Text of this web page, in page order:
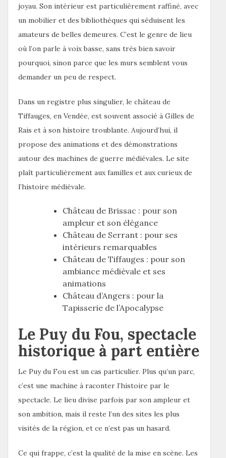
joyau. Son intérieur est particulièrement raffiné, avec
un mobilier et des bibliothèques qui séduisent les
amateurs de belles demeures. C’est le genre de lieu
où l’on parle à voix basse, sans très bien savoir
pourquoi, sinon parce que les murs semblent vous
demander un peu de respect.
Dans un registre plus singulier, le château de
Tiffauges, en Vendée, est souvent associé à Gilles de
Rais et à son histoire troublante. Aujourd’hui, il
propose des animations et des démonstrations
autour des machines de guerre médiévales. Le site
plaît particulièrement aux familles et aux curieux de
l’histoire médiévale.
Château de Brissac : pour son
ampleur et son élégance
Château de Serrant : pour ses
intérieurs remarquables
Château de Tiffauges : pour son
ambiance médiévale et ses
animations
Château d’Angers : pour la
Tapisserie de l’Apocalypse
Le Puy du Fou, spectacle
historique à part entière
Le Puy du Fou est un cas particulier. Plus qu’un parc,
c’est une machine à raconter l’histoire par le
spectacle. Le lieu divise parfois par son ampleur et
son ambition, mais il reste l’un des sites les plus
visités de la région, et ce n’est pas un hasard.
Ce qui frappe, c’est la qualité de la mise en scène. Les